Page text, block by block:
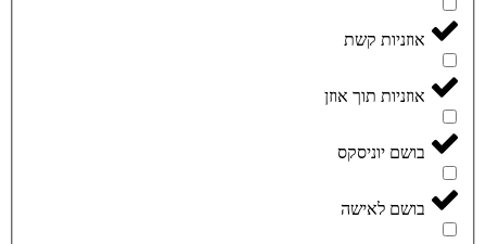
אוזניות קשת
אוזניות תוך אוזן
בושם יוניסקס
בושם לאישה